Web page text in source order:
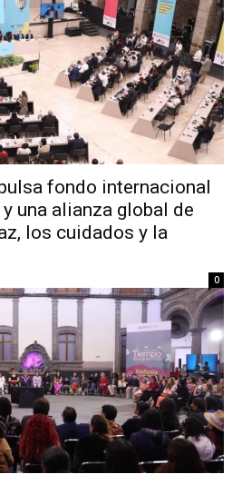
fondo internacional
una alianza global de
los cuidados y la
0